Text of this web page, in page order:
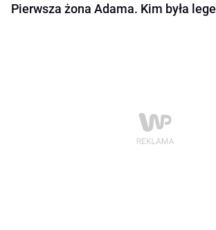
Pierwsza żona Adama. Kim była